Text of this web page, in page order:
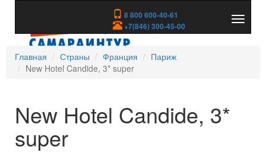
8 800 600-40-61
+7(846) 300-45-00
скрыть
Главная
Страны Франция
Париж
New Hotel Candide, 3* super
New Hotel Candide, 3*
super